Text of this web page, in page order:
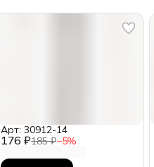
176 ₽185 ₽−5%
Арт: 30912-14